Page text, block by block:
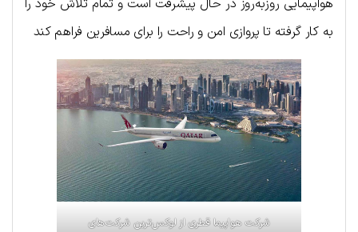
هواپیمایی روزبه‌روز در حال پیشرفت است و تمام تلاش خود را
به کار گرفته تا پروازی امن و راحت را برای مسافرین فراهم کند
شرکت هواپیما قطری از لوکس‌ترین شرکت‌های